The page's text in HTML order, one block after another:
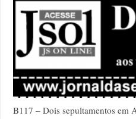
B117 – Dois sepultamentos em